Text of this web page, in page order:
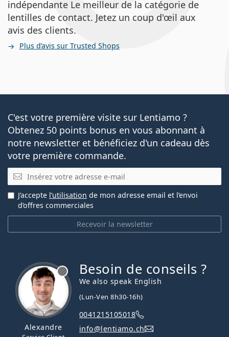
indépendante Le meilleur de la catégorie de
lentilles de contact. Jetez un coup d'œil aux
avis des clients.
Plus d’avis sur Trusted Shops
C'est votre première visite sur Lentiamo ?
Obtenez 50 points bonus en vous abonnant à
notre newsletter et bénéficiez d'un cadeau dès
votre première commande.
E-mail
Recevoir la newsletter
J’accepte l’utilisation de mon adresse email et l’envoi
d’offres commerciales
Alexandre
Besoin de conseils ?
We also speak English
(Lun-Ven 8h30-16h)
0041215105018
info@lentiamo.ch